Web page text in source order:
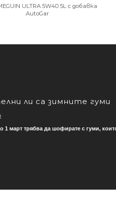
ULTRA 5W40 5L с добавка
AutoGar
ли са зимните гуми
1 март трябва да шофирате с гуми,